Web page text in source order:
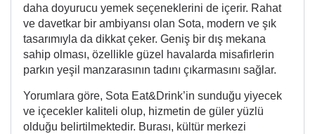
daha doyurucu yemek seçeneklerini de içerir. Rahat
ve davetkar bir ambiyansı olan Sota, modern ve şık
tasarımıyla da dikkat çeker. Geniş bir dış mekana
sahip olması, özellikle güzel havalarda misafirlerin
parkın yeşil manzarasının tadını çıkarmasını sağlar.
Yorumlara göre, Sota Eat&Drink’in sunduğu yiyecek
ve içecekler kaliteli olup, hizmetin de güler yüzlü
olduğu belirtilmektedir. Burası, kültür merkezi